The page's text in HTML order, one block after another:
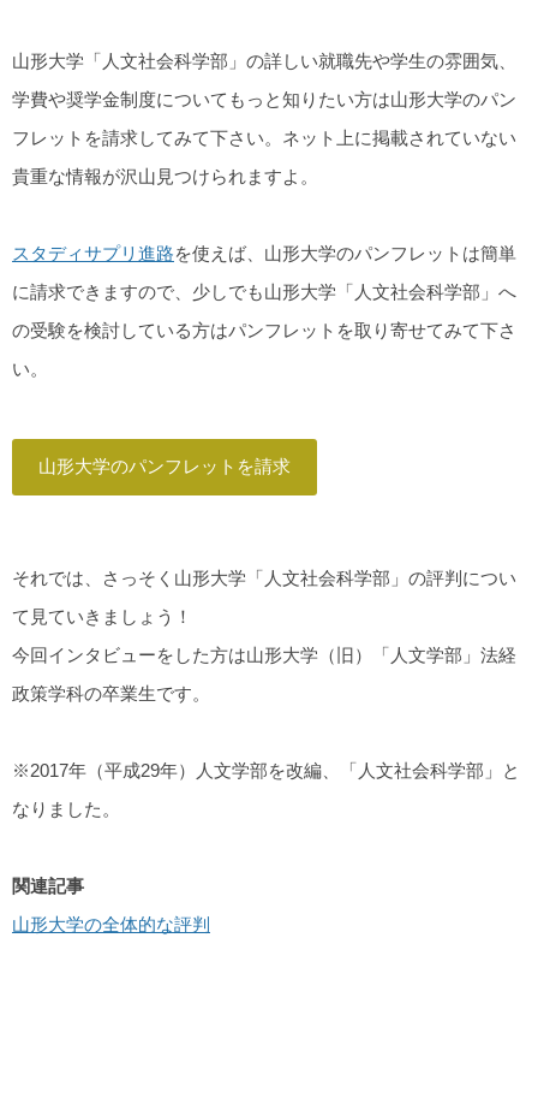
山形大学「人文社会科学部」の詳しい就職先や学生の雰囲気、
学費や奨学金制度についてもっと知りたい方は山形大学のパン
フレットを請求してみて下さい。ネット上に掲載されていない
貴重な情報が沢山見つけられますよ。
スタディサプリ進路を使えば、山形大学のパンフレットは簡単
に請求できますので、少しでも山形大学「人文社会科学部」へ
の受験を検討している方はパンフレットを取り寄せてみて下さ
い。
山形大学のパンフレットを請求
それでは、さっそく山形大学「人文社会科学部」の評判につい
て見ていきましょう！
今回インタビューをした方は山形大学（旧）「人文学部」法経
政策学科の卒業生です。
※2017年（平成29年）人文学部を改編、「人文社会科学部」と
なりました。
関連記事
山形大学の全体的な評判